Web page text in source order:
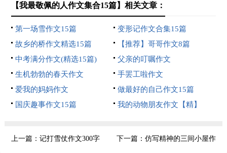
【我最敬佩的人作文集合15篇】相关文章：
第一场雪作文15篇
变形记作文合集15篇
故乡的桥作文精选15篇
【推荐】哥哥作文8篇
中考满分作文(精选15篇)
父亲的叮嘱作文
生机勃勃的春天作文
手罢工啦作文
爱我的妈妈作文
做最好的自己作文15篇
国庆趣事作文15篇
我的动物朋友作文【精】
上一篇： 记打雪仗作文300字 下一篇：仿写精神的三间小屋作